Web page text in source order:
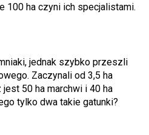
100 ha czyni ich specjalistami.
jednak szybko przeszli
Zaczynali od 3,5 ha
50 ha marchwi i 40 ha
tylko dwa takie gatunki?